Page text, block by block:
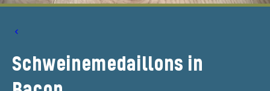
Schweinemedaillons in